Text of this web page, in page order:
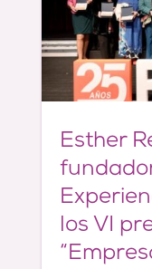
Esther
los VI